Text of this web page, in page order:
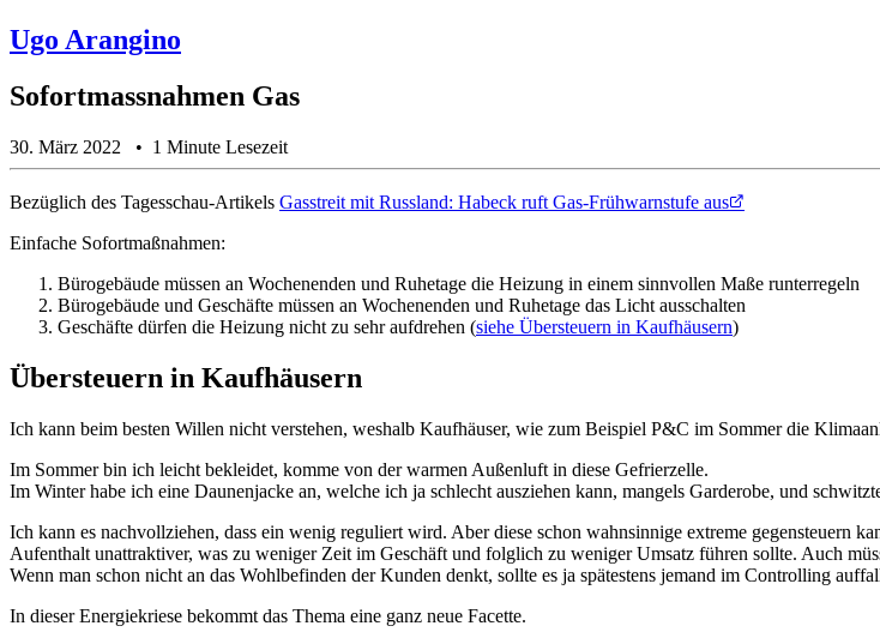
Ugo Arangino
Sofortmassnahmen Gas
30. März 2022 1 Minute Lesezeit
Bezüglich des Tagesschau-Artikels Gasstreit mit Russland: Habeck ruft Gas-Frühwarnstufe aus
Einfache Sofortmaßnahmen:
Bürogebäude müssen an Wochenenden und Ruhetage die Heizung in einem sinnvollen Maße runterregeln
Bürogebäude und Geschäfte müssen an Wochenenden und Ruhetage das Licht ausschalten
Geschäfte dürfen die Heizung nicht zu sehr aufdrehen (siehe Übersteuern in Kaufhäusern)
Übersteuern in Kaufhäusern
Ich kann beim besten Willen nicht verstehen, weshalb Kaufhäuser, wie zum Beispiel P&C im Sommer die
Im Sommer bin ich leicht bekleidet, komme von der warmen Außenluft in diese Gefrierzelle.
Im Winter habe ich eine Daunenjacke an, welche ich ja schlecht ausziehen kann, mangels Garderobe, und
Ich kann es nachvollziehen, dass ein wenig reguliert wird. Aber diese schon wahnsinnige extreme gegensteuern
Aufenthalt unattraktiver, was zu weniger Zeit im Geschäft und folglich zu weniger Umsatz führen sollte. Auch
Wenn man schon nicht an das Wohlbefinden der Kunden denkt, sollte es ja spätestens jemand im Controlling
In dieser Energiekriese bekommt das Thema eine ganz neue Facette.